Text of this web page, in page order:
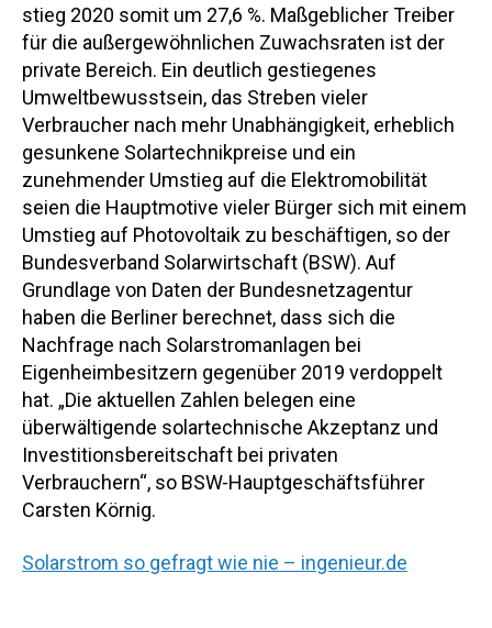
stieg 2020 somit um 27,6 %. Maßgeblicher Treiber
für die außergewöhnlichen Zuwachsraten ist der
private Bereich. Ein deutlich gestiegenes
Umweltbewusstsein, das Streben vieler
Verbraucher nach mehr Unabhängigkeit, erheblich
gesunkene Solartechnikpreise und ein
zunehmender Umstieg auf die Elektromobilität
seien die Hauptmotive vieler Bürger sich mit einem
Umstieg auf Photovoltaik zu beschäftigen, so der
Bundesverband Solarwirtschaft (BSW). Auf
Grundlage von Daten der Bundesnetzagentur
haben die Berliner berechnet, dass sich die
Nachfrage nach Solarstromanlagen bei
Eigenheimbesitzern gegenüber 2019 verdoppelt
hat. „Die aktuellen Zahlen belegen eine
überwältigende solartechnische Akzeptanz und
Investitionsbereitschaft bei privaten
Verbrauchern“, so BSW-Hauptgeschäftsführer
Carsten Körnig.
Solarstrom so gefragt wie nie – ingenieur.de